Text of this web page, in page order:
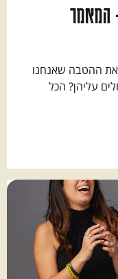
המאמר
את ההטבה שאנחנו
עליהן? הכל